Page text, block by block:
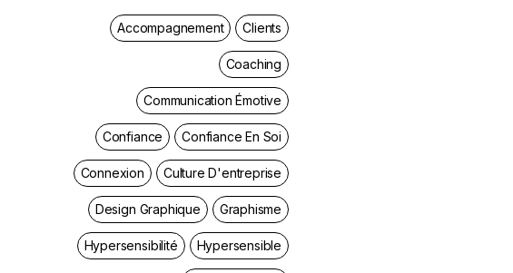
Accompagnement Clients
Coaching
Communication Émotive
Confiance Confiance En Soi
Connexion Culture D'entreprise
Design Graphique Graphisme
Hypersensibilité Hypersensible